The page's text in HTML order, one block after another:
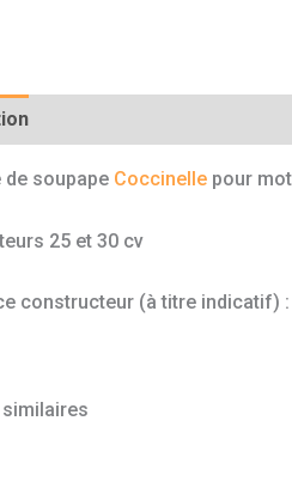
de soupape Coccinellepour
25 et 30 cv
constructeur (à titre indicatif) :